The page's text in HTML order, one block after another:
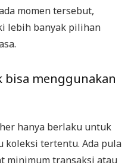
momen tersebut,
lebih banyak pilihan
bisa menggunakan
hanya berlaku untuk
koleksi tertentu. Ada pula
minimum transaksi atau